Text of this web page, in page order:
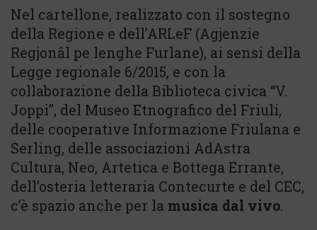
Nel cartellone, realizzato con il sostegno
della Regione e dell’ARLeF (Agjenzie
Regjonâl pe lenghe Furlane), ai sensi della
Legge regionale 6/2015, e con la
collaborazione della Biblioteca civica “V.
Joppi”, del Museo Etnografico del Friuli,
delle cooperative Informazione Friulana e
Serling, delle associazioni AdAstra
Cultura, Neo, Artetica e Bottega Errante,
dell’osteria letteraria Contecurte e del CEC,
c’è spazio anche per la musica dal vivo.